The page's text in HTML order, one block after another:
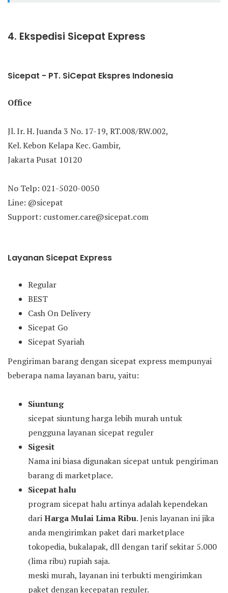
4. Ekspedisi Sicepat Express
Sicepat - PT. SiCepat Ekspres Indonesia
Office
Jl. Ir. H. Juanda 3 No. 17-19, RT.008/RW.002,
Kel. Kebon Kelapa Kec. Gambir,
Jakarta Pusat 10120
No Telp: 021-5020-0050
Line: @sicepat
Support: customer.care@sicepat.com
Layanan Sicepat Express
Regular
BEST
Cash On Delivery
Sicepat Go
Sicepat Syariah
Pengiriman barang dengan sicepat express mempunyai
beberapa nama layanan baru, yaitu:
Siuntung
sicepat siuntung harga lebih murah untuk
pengguna layanan sicepat reguler
Sigesit
Nama ini biasa digunakan sicepat untuk pengiriman
barang di marketplace.
Sicepat halu
program sicepat halu artinya adalah kependekan
dariHarga Mulai Lima Ribu. Jenis layanan ini jika
anda mengirimkan paket dari marketplace
tokopedia, bukalapak, dll dengan tarif sekitar 5.000
(lima ribu) rupiah saja.
meski murah, layanan ini terbukti mengirimkan
paket dengan kecepatan reguler.